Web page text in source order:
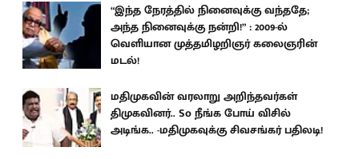
“இந்த நேரத்தில் நினைவுக்கு வந்ததே;
அந்த நினைவுக்கு நன்றி!” : 2009-ல்
வெளியான முத்தமிழறிஞர் கலைஞரின்
மடல்!
மதிமுகவின் வரலாறு அறிந்தவர்கள்
திமுகவினர்.. So நீங்க போய் விசில்
அடிங்க.. -மதிமுகவுக்கு சிவசங்கர் பதிலடி!